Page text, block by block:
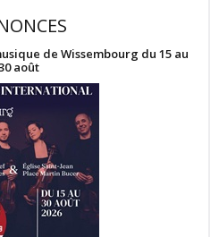
de Wissembourg du 15 au
août